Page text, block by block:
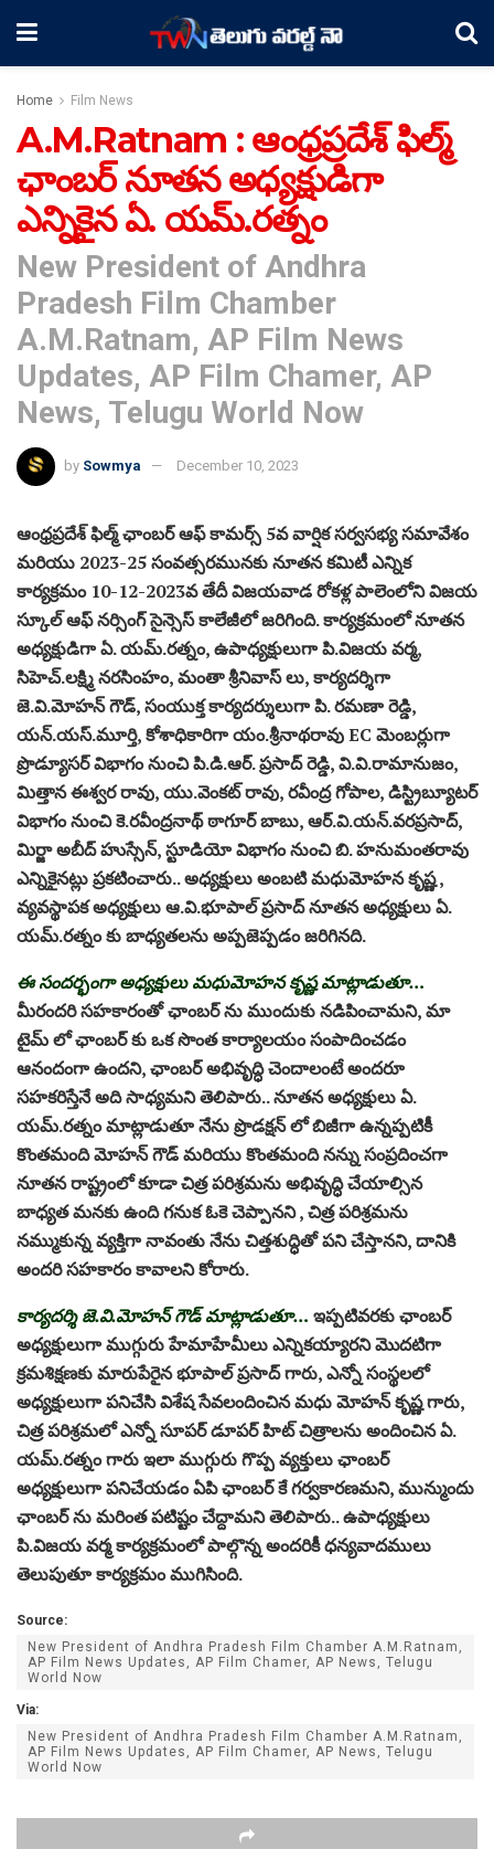
Home Film News
A.M.Ratnam : ఆంధ్రప్రదేశ్ ఫిల్మ్
ఛాంబర్ నూతన అధ్యక్షుడిగా
ఎన్నికైన ఏ. యమ్.రత్నం
New President of Andhra
Pradesh Film Chamber
A.M.Ratnam, AP Film News
Updates, AP Film Chamer, AP
News, Telugu World Now
by Sowmya December 10, 2023
ఆంధ్రప్రదేశ్ ఫిల్మ్ ఛాంబర్ ఆఫ్ కామర్స్ 5వ వార్షిక సర్వసభ్య సమావేశం
మరియు 2023-25 సంవత్సరమునకు నూతన కమిటీ ఎన్నిక
కార్యక్రమం 10-12-2023వ తేదీ విజయవాడ రోకళ్ల పాలెంలోని విజయ
స్కూల్ ఆఫ్ నర్సింగ్ సైన్సెస్ కాలేజీలో జరిగింది. కార్యక్రమంలో నూతన
అధ్యక్షుడిగా ఏ. యమ్.రత్నం, ఉపాధ్యక్షులుగా పి.విజయ వర్మ,
సిహెచ్.లక్ష్మి నరసింహం, మంతా శ్రీనివాస్ లు, కార్యదర్శిగా
జె.వి.మోహన్ గౌడ్, సంయుక్త కార్యదర్శులుగా పి. రమణా రెడ్డి,
యన్.యస్.మూర్తి, కోశాధికారిగా యం.శ్రీనాథరావు EC మెంబర్లుగా
ప్రొడ్యూసర్ విభాగం నుంచి పి.డి.ఆర్. ప్రసాద్ రెడ్డి, వి.వి.రామానుజం,
మిత్తాన ఈశ్వర రావు, యు.వెంకట్ రావు, రవీంద్ర గోపాల, డిస్ట్రిబ్యూటర్
విభాగం నుంచి కె.రవీంద్రనాథ్ ఠాగూర్ బాబు, ఆర్.వి.యన్.వరప్రసాద్,
మిర్జా అబీద్ హుస్సేన్, స్టూడియో విభాగం నుంచి బి. హనుమంతరావు
ఎన్నికైనట్లు ప్రకటించారు.. అధ్యక్షులు అంబటి మధుమోహన కృష్ణ ,
వ్యవస్థాపక అధ్యక్షులు ఆ.వి.భూపాల్ ప్రసాద్ నూతన అధ్యక్షులు ఏ.
యమ్.రత్నం కు బాధ్యతలను అప్పజెప్పడం జరిగినది.
ఈ సందర్భంగా అధ్యక్షులు మధుమోహన కృష్ణ మాట్లాడుతూ…
మీరందరి సహకారంతో ఛాంబర్ ను ముందుకు నడిపించామని, మా
టైమ్ లో ఛాంబర్ కు ఒక సొంత కార్యాలయం సంపాదించడం
ఆనందంగా ఉందని, ఛాంబర్ అభివృద్ధి చెందాలంటే అందరూ
సహకరిస్తేనే అది సాధ్యమని తెలిపారు.. నూతన అధ్యక్షులు ఏ.
యమ్.రత్నం మాట్లాడుతూ నేను ప్రొడక్షన్ లో బిజీగా ఉన్నప్పటికీ
కొంతమంది మోహన్ గౌడ్ మరియు కొంతమంది నన్ను సంప్రదించగా
నూతన రాష్ట్రంలో కూడా చిత్ర పరిశ్రమను అభివృద్ధి చేయాల్సిన
బాధ్యత మనకు ఉంది గనుక ఓకె చెప్పానని , చిత్ర పరిశ్రమను
నమ్ముకున్న వ్యక్తిగా నావంతు నేను చిత్తశుద్ధితో పని చేస్తానని, దానికి
అందరి సహకారం కావాలని కోరారు.
కార్యదర్శి జె.వి.మోహన్ గౌడ్ మాట్లాడుతూ… ఇప్పటివరకు ఛాంబర్
అధ్యక్షులుగా ముగ్గురు హేమాహేమీలు ఎన్నికయ్యారని మొదటిగా
క్రమశిక్షణకు మారుపేరైన భూపాల్ ప్రసాద్ గారు, ఎన్నో సంస్థలలో
అధ్యక్షులుగా పనిచేసి విశేష సేవలందించిన మధు మోహన్ కృష్ణ గారు,
చిత్ర పరిశ్రమలో ఎన్నో సూపర్ డూపర్ హిట్ చిత్రాలను అందించిన ఏ.
యమ్.రత్నం గారు ఇలా ముగ్గురు గొప్ప వ్యక్తులు ఛాంబర్
అధ్యక్షులుగా పనిచేయడం ఏపి ఛాంబర్ కే గర్వకారణమని, మున్ముందు
ఛాంబర్ ను మరింత పటిష్టం చేద్దామని తెలిపారు.. ఉపాధ్యక్షులు
పి.విజయ వర్మ కార్యక్రమంలో పాల్గొన్న అందరికీ ధన్యవాదములు
తెలుపుతూ కార్యక్రమం ముగిసింది.
Source:
New President of Andhra Pradesh Film Chamber A.M.Ratnam,
AP Film News Updates, AP Film Chamer, AP News, Telugu
World Now
Via:
New President of Andhra Pradesh Film Chamber A.M.Ratnam,
AP Film News Updates, AP Film Chamer, AP News, Telugu
World Now